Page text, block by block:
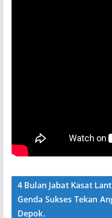
4 Bulan Jabat Kasat
Genda Sukses Tekan
Depok.